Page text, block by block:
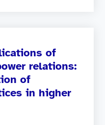
of
relations:
of
in higher